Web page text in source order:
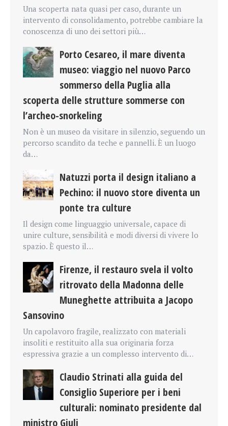
Una scoperta nata quasi per caso, durante un
intervento di consolidamento, potrebbe cambiare la
conoscenza di uno dei settori più…
Porto Cesareo, il mare diventa
museo: viaggio nel nuovo Parco
sommerso della Puglia alla
scoperta delle strutture sommerse con
l’archeo-snorkeling
Non è un museo da visitare in silenzio, seguendo un
percorso scandito da teche e pannelli. È un luogo
da…
Natuzzi porta il design italiano a
Pechino: il nuovo store diventa un
ponte tra culture
Il design come linguaggio universale, capace di
unire culture, sensibilità e modi diversi di vivere lo
spazio. È questo il…
Firenze, il restauro svela il volto
ritrovato della Madonna delle
Muneghette attribuita a Jacopo
Sansovino
Un capolavoro fragile, realizzato con materiali
insoliti e restituito alla sua originaria forza
espressiva grazie a un complesso intervento di…
Claudio Strinati alla guida del
Consiglio Superiore per i beni
culturali: nominato presidente dal
ministro Giuli